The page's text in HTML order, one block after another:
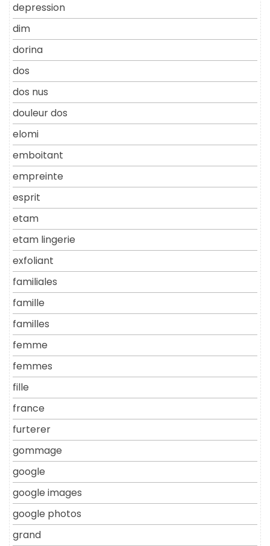
depression
dim
dorina
dos
dos nus
douleur dos
elomi
emboitant
empreinte
esprit
etam
etam lingerie
exfoliant
familiales
famille
familles
femme
femmes
fille
france
furterer
gommage
google
google images
google photos
grand